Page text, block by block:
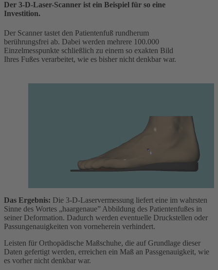
Der 3-D-Laser-Scanner ist ein Beispiel für so eine
Investition.
Der Scanner tastet den Patientenfuß rundherum
berührungsfrei ab. Dabei werden mehrere 100.000
Einzelmesspunkte schließlich zu einem so exakten Bild
Ihres Fußes verarbeitet, wie es bisher nicht denkbar war.
Das Ergebnis: Die 3-D-Laservermessung liefert eine im wahrsten
Sinne des Wortes „haargenaue” Abbildung des Patientenfußes in
seiner Deformation. Dadurch werden eventuelle Druckstellen oder
Passungenauigkeiten von vorneherein verhindert.
Leisten für Orthopädische Maßschuhe, die auf Grundlage dieser
Daten gefertigt werden, erreichen ein Maß an Passgenauigkeit, wie
es vorher nicht denkbar war.